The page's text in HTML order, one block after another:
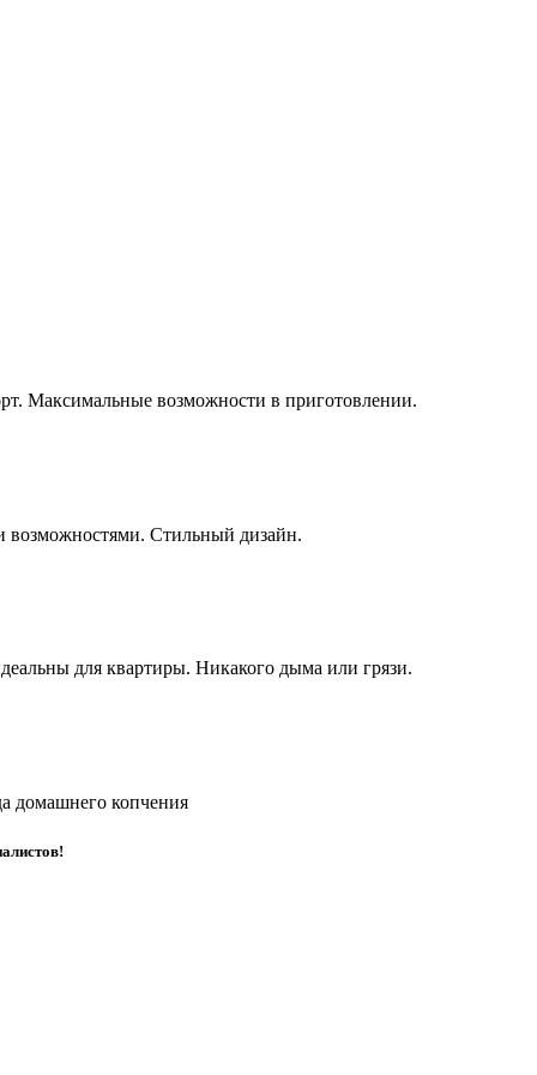
Максимальные возможности в приготовлении.
возможностями. Стильный дизайн.
для квартиры. Никакого дыма или грязи.
домашнего копчения